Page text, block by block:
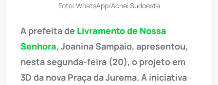
Foto: WhatsApp/Achei Sudoeste
A prefeita de Livramento de Nossa
Senhora, Joanina Sampaio, apresentou,
nesta segunda-feira (20), o projeto em
3D da nova Praça da Jurema. A iniciativa